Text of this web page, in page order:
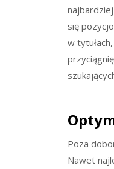
się
w
Poza
Nawet